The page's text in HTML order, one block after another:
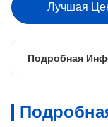
Лучшая
Подробная